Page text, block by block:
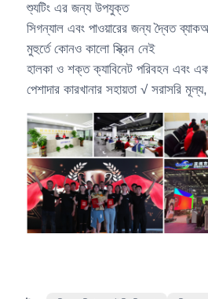
শ্যুটিং এর জন্য উপযুক্ত
সিগন্যাল এবং পাওয়ারের জন্য দ্বৈত
মুহুর্তে কোনও কালো স্ক্রিন নেই
হালকা ও শক্ত ক্যাবিনেট পরিবহন এবং
পেশাদার কারখানার সহায়তা √ সরাসরি